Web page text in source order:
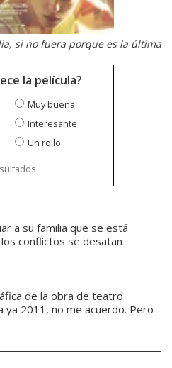
si no fuera porque es la última
la película?
Muy buena
Interesante
Un rollo
a su familia que se está
conflictos se desatan
de la obra de teatro
ya 2011, no me acuerdo. Pero